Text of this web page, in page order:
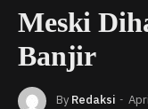
Meski
Banjir
By Redaksi